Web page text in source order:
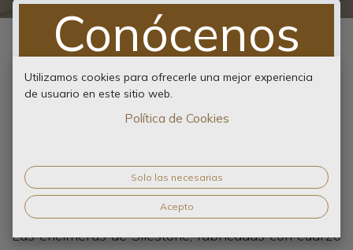
Guía de limpieza
para encimeras de
Las encimeras de Silestone, fabricadas con cuarzo
Conócenos
Pulsa el botón para ver nuestro video
corporativo
Utilizamos cookies para ofrecerle una mejor experiencia
de usuario en este sitio web.
Política de Cookies
Solo las necesarias
Acepto